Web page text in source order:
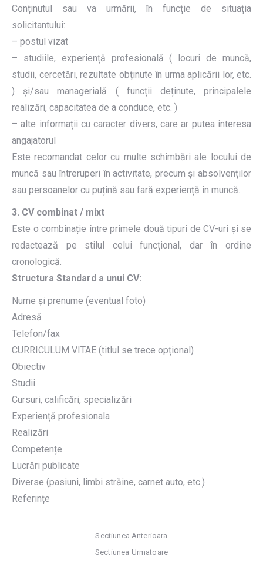
Conținutul sau va urmării, în funcție de situația
solicitantului:
– postul vizat
– studiile, experiență profesională ( locuri de muncă,
studii, cercetări, rezultate obținute în urma aplicării lor, etc.
) și/sau managerială ( funcții deținute, principalele
realizări, capacitatea de a conduce, etc. )
– alte informații cu caracter divers, care ar putea interesa
angajatorul
Este recomandat celor cu multe schimbări ale locului de
muncă sau întreruperi în activitate, precum și absolvenților
sau persoanelor cu puțină sau fară experiență în muncă.
3. CV combinat / mixt
Este o combinație între primele două tipuri de CV-uri și se
redactează pe stilul celui funcțional, dar în ordine
cronologică.
Structura Standard a unui CV:
Nume și prenume (eventual foto)
Adresă
Telefon/fax
CURRICULUM VITAE (titlul se trece opțional)
Obiectiv
Studii
Cursuri, calificări, specializări
Experiență profesionala
Realizări
Competențe
Lucrări publicate
Diverse (pasiuni, limbi străine, carnet auto, etc.)
Referințe
Sectiunea Anterioara
Sectiunea Urmatoare